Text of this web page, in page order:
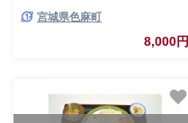
宮城県色麻町
8,000円